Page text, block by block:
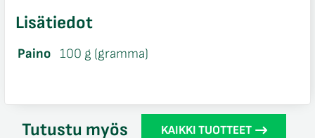
Lisätiedot
Paino 100 g (gramma)
Tutustu myös KAIKKI TUOTTEET